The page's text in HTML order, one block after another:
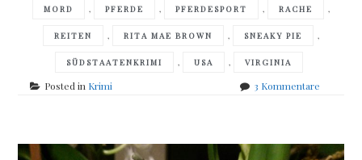
MORD , PFERDE , PFERDESPORT , RACHE ,
REITEN , RITA MAE BROWN , SNEAKY PIE ,
SÜDSTAATENKRIMI , USA , VIRGINIA
Posted in Krimi 3 Kommentarezu
&